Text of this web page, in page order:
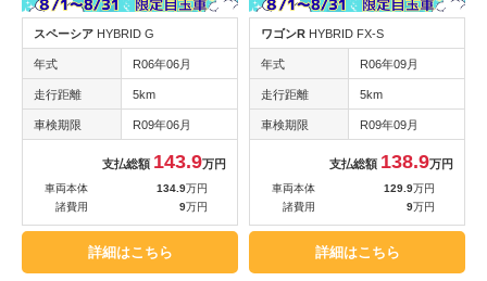
スペーシア HYBRID G
年式 R06年06月
走行距離 5km
車検期限 R09年06月
支払総額 143.9万円
車両本体 134.9万円
諸費用
9万円
詳細はこちら
ワゴンR HYBRID FX-S
年式 R06年09月
走行距離 5km
車検期限 R09年09月
支払総額 138.9万円
車両本体 129.9万円
諸費用
9万円
詳細はこちら